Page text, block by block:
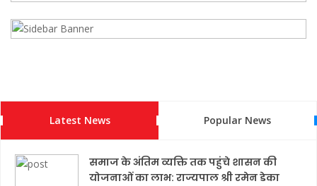
Latest News Popular News
समाज के अंतिम व्यक्ति तक पहुंचे शासन की
योजनाओं का लाभ: राज्यपाल श्री रमेन डेका